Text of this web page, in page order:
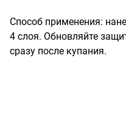
Способ применения:
4 слоя. Обновляйте
сразу после купания.